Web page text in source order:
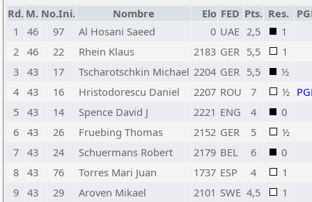
Rd. M. No.Ini. Nombre Elo FED Pts. Res.
1
46 97 Al Hosani Saeed 0 UAE 2,5
1
2 46 22 Rhein Klaus 2183 GER 5,5
1
3 43 17 Tscharotschkin Michael 2204 GER 5,5
½
4 43 16 Hristodorescu Daniel 2207 ROU 7 ½
5 43 14 Spence David J 2221 ENG 4
0
6 43 26 Fruebing Thomas 2152 GER 5
½
7 43 24 Schuermans Robert 2179 BEL 6
0
8 43 76 Torres Mari Juan 1737 ESP 4
1
9 43 29 Aroven Mikael 2101 SWE 4,5
1